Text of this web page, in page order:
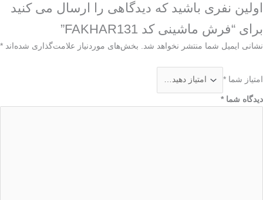
اولین نفری باشید که دیدگاهی را ارسال می کنید
برای “فرش ماشینی کد FAKHAR131”
نشانی ایمیل شما منتشر نخواهد شد. بخش‌های موردنیاز علامت‌گذاری شده‌اند *
امتیاز شما *
دیدگاه شما *